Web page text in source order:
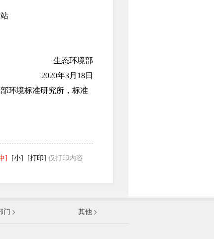
生态环境部
2020年3月18日
环境标准研究所，标准
] [小] [打印] 仅打印内容
和改革委员会
门 其他